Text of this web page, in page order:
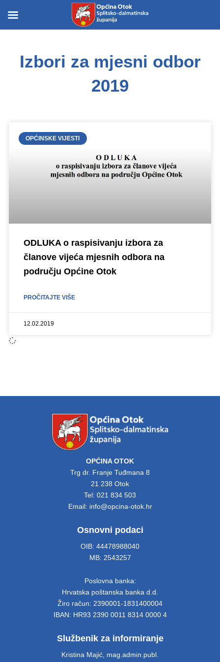
content
Izbori za mjesni odbor
2019
OPĆINSKE VIJESTI
ODLUKA o raspisivanju izbora za
članove vijeća mjesnih odbora na
području Općine Otok
PROČITAJTE VIŠE
12.02.2019
OPĆINA OTOK
Trg dr. Franje Tuđmana 8
21 238 Otok
Tel: 021 834 503
Email: info@opcina-otok.hr
Osnovni podaci
OIB: 44478988040
MB: 2543257
Poslovna banka:
Hrvatska poštanska banka d.d.
Žiro račun: 2390001-1831400004
IBAN: HR93 2390 0011 8314 0000 4
Službenik za informiranje
Kristina Majić, mag.admin.publ.